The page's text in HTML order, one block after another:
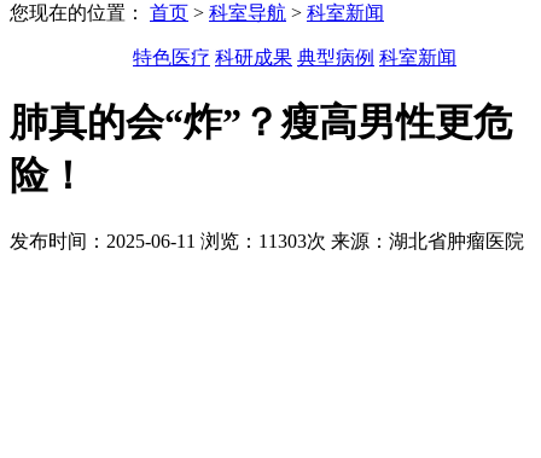
您现在的位置： 首页 > 科室导航 > 科室新闻
特色医疗 科研成果 典型病例 科室新闻
肺真的会“炸”？瘦高男性更危
险！
发布时间：2025-06-11 浏览：11303次 来源：湖北省肿瘤医院